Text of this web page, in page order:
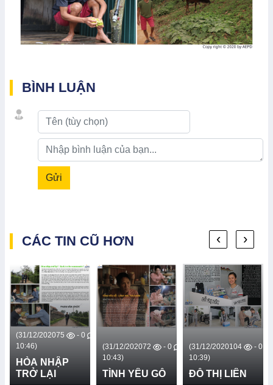
BÌNH LUẬN
Gửi
CÁC TIN CŨ HƠN
75 - 0
10:43)
72 - 0
TÌNH YÊU GỖ
(31/12/2020
104 - 0
ĐỖ THỊ LIÊN
(31/12/2020
HỒ ĐON
‹ ›